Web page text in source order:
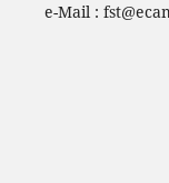
e-Mail :